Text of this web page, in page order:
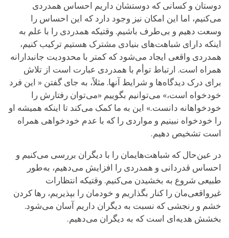
دوستان و کسانی که دوستشان داریم احساس همدردی
می‌کنیم، اما این امکان نیز وجود دارد که این احساس را
وسعت دهیم و بی‌طرف باشیم. وقتیکه همدردی را با علم به
اینکه دارای شباهت‌های بنیادی مشترک هستیم ترکیب کنیم،
همدردی واقعی ایجاد می‌شود که کمتر با محدودیت جانبدارانه
همراه است. ارتباط توأم با همدردی عبارت است از تلاش
برای درک دیدگاه‌ها و شرایط آنها. مثلاً، به جای گفتن « این فرد
خودخواه است،» می‌توانیم بگوییم «می‌توان رفتارش را
خودخواهانه دانست.» این به ما کمک می‌کند تا اینکه همیشه او
را خودخواه نبینیم و مواردی را که با عدم خودخواهی همراه
است تشخیص دهیم.
در عین‌حال که شباهت‌هایمان را با دیگران بررسی می‌کنیم و
احساس قدردانی و همدردی را افزایش می‌دهیم، به‌طور
طبیعی شروع به بخشیدن می‌کنیم. وقتیکه انتظارات
غیرواقعی‌مان را کنار بگذاریم و خودمان را بپذیریم، رها کردن
خشم و رنجشی که نسبت به دیگران داریم آسان می‌شود.
بخشش هدیه‌ای است که به دیگران می‌دهیم.